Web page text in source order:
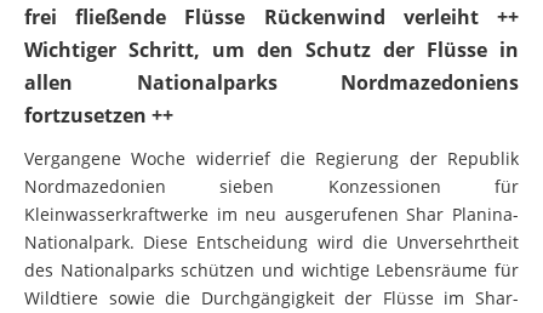
frei fließende Flüsse Rückenwind verleiht ++
Wichtiger Schritt, um den Schutz der Flüsse in
allen Nationalparks Nordmazedoniens
fortzusetzen ++
Vergangene Woche widerrief die Regierung der Republik
Nordmazedonien sieben Konzessionen für
Kleinwasserkraftwerke im neu ausgerufenen Shar Planina-
Nationalpark. Diese Entscheidung wird die Unversehrtheit
des Nationalparks schützen und wichtige Lebensräume für
Wildtiere sowie die Durchgängigkeit der Flüsse im Shar-